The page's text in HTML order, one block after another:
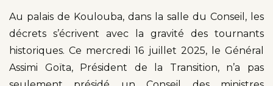
Au palais de Koulouba, dans la salle du Conseil, les
décrets s’écrivent avec la gravité des tournants
historiques. Ce mercredi 16 juillet 2025, le Général
Assimi Goïta, Président de la Transition, n’a pas